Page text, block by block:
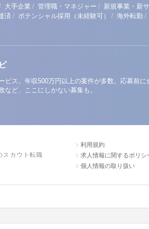
大手企業 / 管理職・マネジャー / 新規事業・新
済 / ポテンシャル採用（未経験可） / 海外転勤 /
ビス。年収500万円以上の案件が多数。応募前
ど、ここにしかない募集も。
スカウト転職
利用規約
求人情報に関するポリシ
個人情報の取り扱い